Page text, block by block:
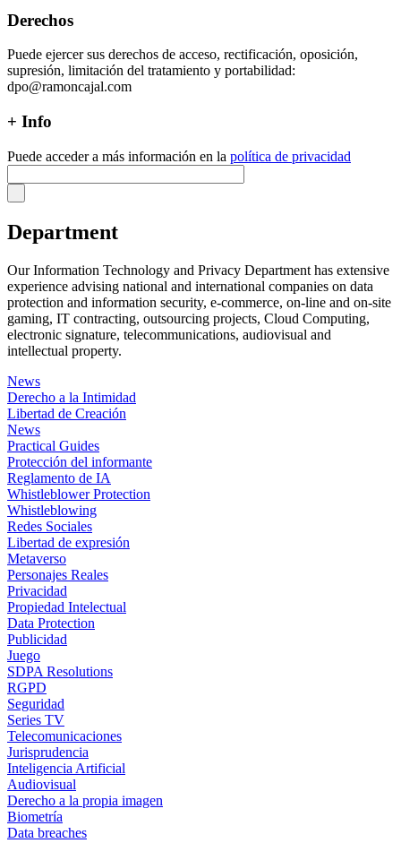
Derechos
Puede ejercer sus derechos de acceso, rectificación, oposición,
supresión, limitación del tratamiento y portabilidad:
dpo@ramoncajal.com
+ Info
Puede acceder a más información en la política de privacidad
Department
Our Information Technology and Privacy Department has extensive
experience advising national and international companies on data
protection and information security, e-commerce, on-line and on-site
gaming, IT contracting, outsourcing projects, Cloud Computing,
electronic signature, telecommunications, audiovisual and
intellectual property.
News
Derecho a la Intimidad
Libertad de Creación
News
Practical Guides
Protección del informante
Reglamento de IA
Whistleblower Protection
Whistleblowing
Redes Sociales
Libertad de expresión
Metaverso
Personajes Reales
Privacidad
Propiedad Intelectual
Data Protection
Publicidad
Juego
SDPA Resolutions
RGPD
Seguridad
Series TV
Telecomunicaciones
Jurisprudencia
Inteligencia Artificial
Audiovisual
Derecho a la propia imagen
Biometría
Data breaches